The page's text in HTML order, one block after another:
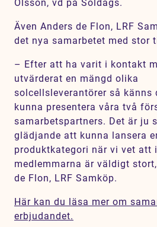
Olsson, vd på Soldags.
Även Anders de Flon, LRF
det nya samarbetet med stor
– Efter att ha varit i kontakt
utvärderat en mängd olika
solcellsleverantörer så känns
kunna presentera våra två
samarbetspartners. Det är ju
glädjande att kunna lansera
produktkategori när vi vet att
medlemmarna är väldigt
de Flon, LRF Samköp.
Här kan du läsa mer om
erbjudandet.